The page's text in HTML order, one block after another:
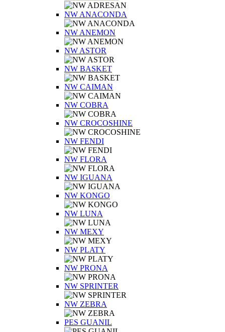
NW ANACONDA
NW ANEMON
NW ASTOR
NW BASKET
NW CAIMAN
NW COBRA
NW CROCOSHINE
NW FENDI
NW FLORA
NW IGUANA
NW KONGO
NW LUNA
NW MEXY
NW PLATY
NW PRONA
NW SPRINTER
NW ZEBRA
PES GUANIL